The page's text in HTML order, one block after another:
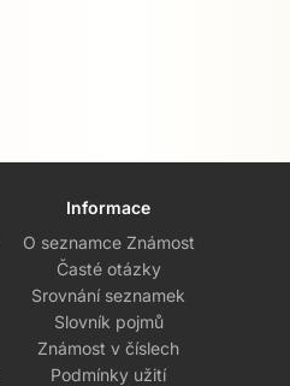
Informace
O seznamce Známost
Časté otázky
Srovnání seznamek
Slovník pojmů
Známost v číslech
Podmínky užití